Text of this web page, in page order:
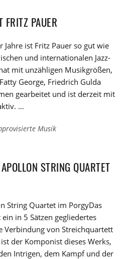
PAUER
Jahre ist Fritz Pauer so gut wie
und internationalen Jazz-
mit unzähligen Musikgrößen,
George, Friedrich Gulda
gearbeitet und ist derzeit mit
…
Musik
STRING QUARTET
String Quartet im PorgyDas
in 5 Sätzen gegliedertes
Verbindung von Streichquartett
der Komponist dieses Werks,
Intrigen, dem Kampf und der